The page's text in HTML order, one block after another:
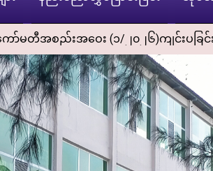
ဝေး (၁/၂၀၂၆)ကျင်းပခြင်း. * AI